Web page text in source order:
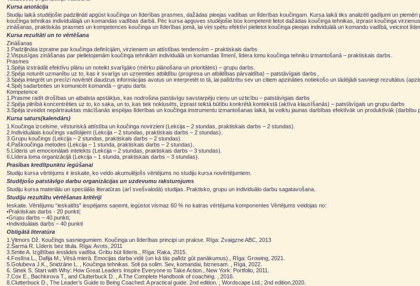
Kursa anotācija
Studiju laikā studējošie padziļināti apgūst koučinga un līderības prasmes, dažādas pieejas vadības un līderības koučingam. Kursa laikā tiks analizēti gadījumi un
koučinga tehnikas individuālajā un komandas vadības darbā. Pēc kursa apguves studējošie būs kompetenti lietot dažādas koučinga tehnikas, izprast koučinga
zināšanas, praktiskās prasmes un kompetences koučinga un līderības jomā, lai viņi spētu efektīvi pielietot koučinga pieejas individuālā un komandu vadībā, veicinot
Kursa rezultāti un to vērtēšana
Zināšanas
1.Padziļināta izpratne par koučinga definīcijām, virzieniem un attīstības tendencēm – praktiskais darbs
2.Vispusīgas zināšanas par pielietojamām koučinga tehnikām individuālā un komandas līmenī, līdera lomu koučinga tehniku izmantošanā – praktiskais darbs.
Prasmes
1.Spēja izstrādāt efektīvu plānu un noteikt svarīgāko (mērķu plānošana un prioritātes) – grupu darbs.
2.Spēja noturēt uzmanību uz to, kas ir svarīgs un uzņemties atbildību (progresa un atbildības pārvaldība) – patstāvīgais darbs..
3.Spēja integrēt un precīzi novērtēt daudzus informācijas avotus un interpretēt to tā, lai palīdzētu sev un citiem apzināties notiekošo un tādējādi sasniegt rezultātus
4.Spēj sadarboties un komunicēt komandā – grupu darbi.
Kompetence
1.Prasme radīt drošības un atbalsta apstākļus, kas nodrošina pastāvīgu savstarpēju cieņu un uzticību – patstāvīgais darbs
2.Spēja pilnībā koncentrēties uz to, ko saka, un to, kas tiek noklusēts, izprast teiktā būtību konkrētā kontekstā (aktīva klausīšanās) – patstāvīgais un grupu darbs
3.Spēja izveidot nepārtrauktas mācīšanās iespējas līderības un koučinga instrumentu izmantošanas laikā, lai veiktu jaunas darbības efektīvāk un produktīvāk
Kursa saturs(kalendārs)
1.Koučinga izcelsme, vēsturiskā attīstība un koučinga novirzieni (Lekcija – 2 stundas, praktiskais darbs – 2 stundas).
2.Individuālais koučings vadītājiem (Lekcija – 2 stundas, praktiskais darbs – 2 stundas).
3.Grupu koučings (Lekcija – 2 stundas, praktiskais darbs – 2 stundas).
4.Paškoučinga metodes (Lekcija – 1 stunda, praktiskais darbs – 2 stundas).
5.Līderis un emocionālais intelekts (Lekcija – 2 stundas, praktiskais darbs – 3 stundas).
6.Līdera loma organizācijā (Lekcija – 1 stunda, praktiskais darbs – 3 stundas).
Prasības kredītpunktu iegūšanai
Studiju kursa vērtējums ir ieskaite, ko veido akumulējošs vērtējums no studiju kursa novērtējumiem.
Studējošo patstāvīgo darbu organizācijas un uzdevumu raksturojums
Studiju kursa materiālu un speciālās literatūras (arī svešvalodā) studijas. Praktisko, grupu un individuālo darbu sagatavošana.
Studiju rezultātu vērtēšanas kritēriji
Ieskaite. Vērtējumu “ieskaitīts” iespējams saņemt, iegūstot vismaz 60 % no katras vērtējuma komponentes Vērtējums veidojas no:
•Praktiskais darbs - 20 punkti;
•Grupu darbs – 40 punkti;
•Individuālais darbs – 40 punkti
Obligātā literatūra
1.Vitmors Dž. Koučings sasniegumiem. Koučinga un līderības principi un prakse. Rīga: Zvaigzne ABC, 2013
2.Šarma R. Līderis bez titula. Rīga: Avots, 2011
3.Smite A. Izglītības iestādes vadība. Gribu būt līderis., Rīga: Raka, 2015.
4.Foslīna L., Dafija M., Vēsā mierā. Emocijas darba vidē (un kā tās palīdz gūt panākumus)., Rīga: Growing, 2021.
5.Golubeva J.K., Snidzāne L. , Koučinga tehnikas. Soli pa solim. Sev, komandai, biznesam. , Rīga, 2022.
6. Sinek S. Start with Why: How Great Leaders Inspire Everyone to Take Action., New York: Portfolio, 2011.
7.Cox E., Bachkirova T., and Clutterbuck D. , A The Complete Handbook of coaching. , 2016.
8.Clutterbuck D., The Leader’s Guide to Being Coached: A practical guide. 2nd edition. , Wordscape Ltd.; 2nd edition,2020.